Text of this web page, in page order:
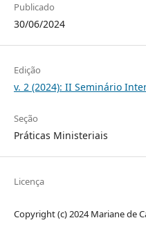
Publicado
30/06/2024
Edição
v. 2 (2024): II Seminário
Seção
Práticas Ministeriais
Licença
Copyright (c) 2024 Mariane de